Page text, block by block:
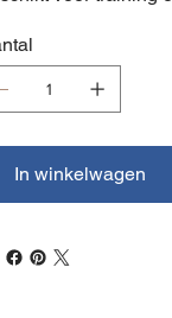
In winkelwagen